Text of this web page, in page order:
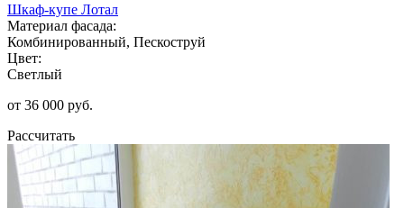
Шкаф-купе Лотал
Материал фасада:
Комбинированный, Пескоструй
Цвет:
Светлый
от 36 000 руб.
Рассчитать